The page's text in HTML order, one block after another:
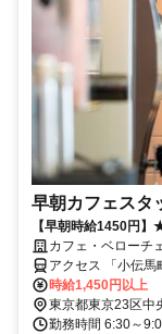
早朝カフェスタ
【早朝時給1450円
カフェ・ベローチ
喰横山駅」徒歩2
アクセス 「小伝
達紹介制度あり
時給1,450円以上
東京都東京23区中
勤務時間 6:30～